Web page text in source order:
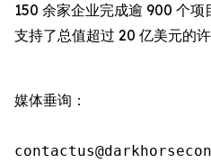
150 余家企业完成逾 900 个
支持了总值超过 20 亿美元的许
媒体垂询：